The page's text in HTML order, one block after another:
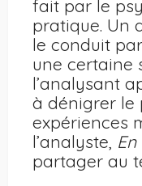
fait par le
pratique. Un
le conduit
une certaine
l’analysant
à dénigrer le
expériences
l’analyste,
partager au